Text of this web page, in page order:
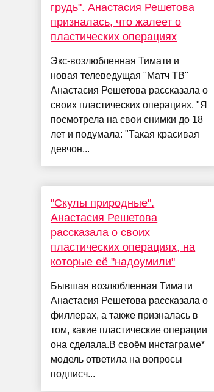
грудь". Анастасия Решетова
призналась, что жалеет о
пластических операциях
Экс-возлюбленная Тимати и
новая телеведущая "Матч ТВ"
Анастасия Решетова рассказала о
своих пластических операциях. "Я
посмотрела на свои снимки до 18
лет и подумала: "Такая красивая
девчон...
"Скулы природные".
Анастасия Решетова
рассказала о своих
пластических операциях, на
которые её "надоумили"
Бывшая возлюбленная Тимати
Анастасия Решетова рассказала о
филлерах, а также призналась в
том, какие пластические операции
она сделала.В своём инстаграме*
модель ответила на вопросы
подписч...